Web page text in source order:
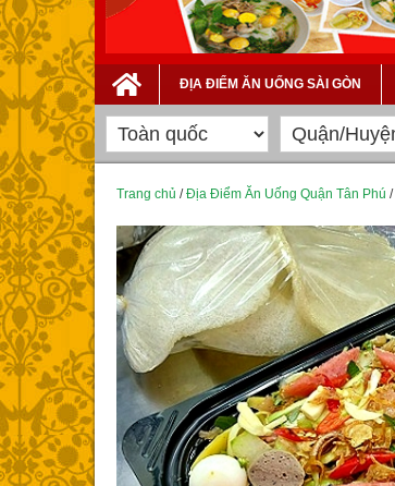
ĐỊA ĐIỂM ĂN UỐNG SÀI GÒN
Trang chủ /Địa Điểm Ăn Uống Quận Tân Phú /